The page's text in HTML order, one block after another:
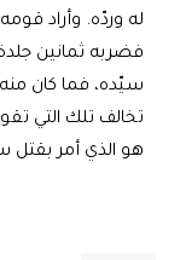
له وردّه. وأراد
فضربه ثمانين
سيّده، فما كان
تخالف تلك التي
هو الذي أمر بقتل